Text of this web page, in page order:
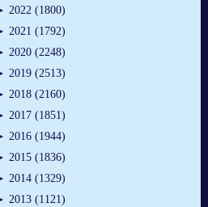
2022 (1800)
2021 (1792)
2020 (2248)
2019 (2513)
2018 (2160)
2017 (1851)
2016 (1944)
2015 (1836)
2014 (1329)
2013 (1121)